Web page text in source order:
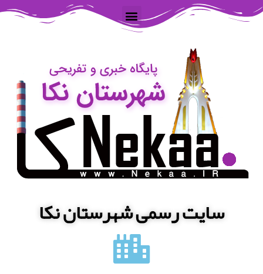
سایت رسمی شهرستان نکا